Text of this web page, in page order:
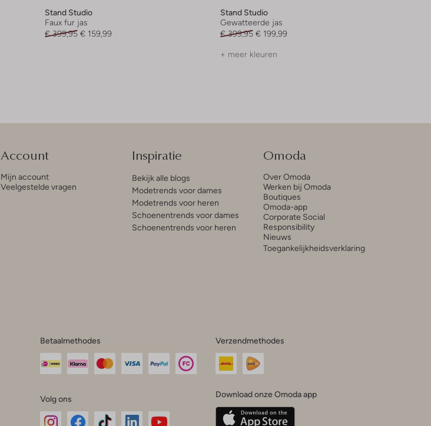
Stand Studio
Faux fur jas
€ 399,95 € 159,99
Stand Studio
Gewatteerde jas
€ 399,95 € 199,99
+ meer kleuren
Account
Mijn account
Veelgestelde vragen
Inspiratie
Bekijk alle blogs
Modetrends voor dames
Modetrends voor heren
Schoenentrends voor dames
Schoenentrends voor heren
Omoda
Over Omoda
Werken bij Omoda
Boutiques
Omoda-app
Corporate Social
Responsibility
Nieuws
Toegankelijkheidsverklaring
Betaalmethodes
Volg ons
Verzendmethodes
Download onze Omoda app